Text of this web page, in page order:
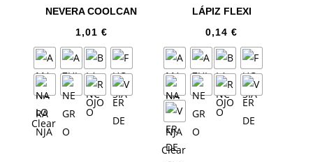
NEVERA COOLCAN
1,01 €
Clear
LÁPIZ FLEXI
0,14€
Clear